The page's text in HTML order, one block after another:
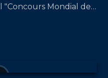
"Concours Mondial de
di 20 Paesi, oltre 100